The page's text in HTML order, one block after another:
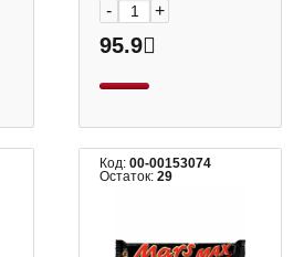
- +
95.9
Код:00-00153074
Остаток:29